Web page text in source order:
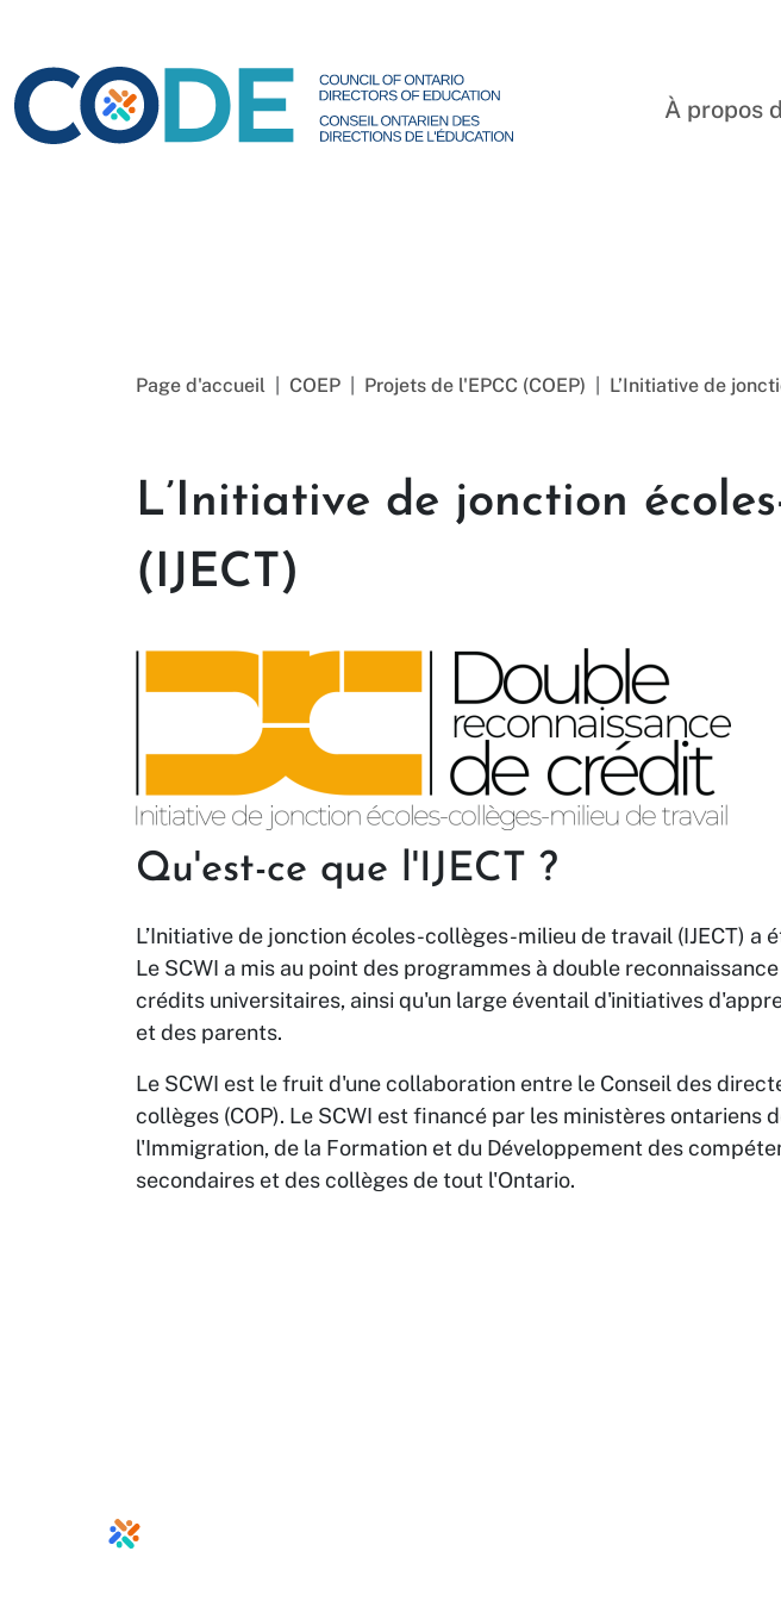
À propos
Page d'accueil COEP Projets de l'EPCC (COEP) L’Initiative de
L’Initiative de jonction
(IJECT)
Qu'est-ce que l'IJECT ?
L’Initiative de jonction écoles-collèges-milieu de travail (IJECT)
Le SCWI a mis au point des programmes à double
crédits universitaires, ainsi qu'un large éventail d'initiatives
et des parents.
Le SCWI est le fruit d'une collaboration entre le Conseil des
collèges (COP). Le SCWI est financé par les ministères ontariens
l'Immigration, de la Formation et du Développement des
secondaires et des collèges de tout l'Ontario.